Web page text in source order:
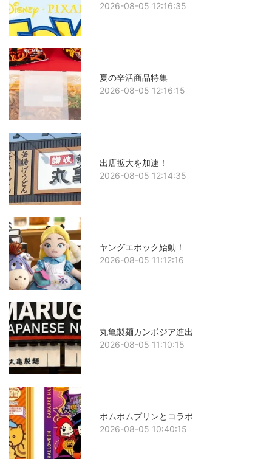
2026-08-05 12:16:35
夏の辛活商品特集
2026-08-05 12:16:15
出店拡大を加速！
2026-08-05 12:14:35
ヤングエポック始動！
2026-08-05 11:12:16
丸亀製麺カンボジア進出
2026-08-05 11:10:15
ポムポムプリンとコラボ
2026-08-05 10:40:15